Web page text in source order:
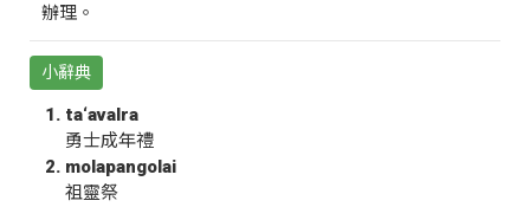
辦理。
小辭典
ta‘avalra
勇士成年禮
molapangolai
祖靈祭